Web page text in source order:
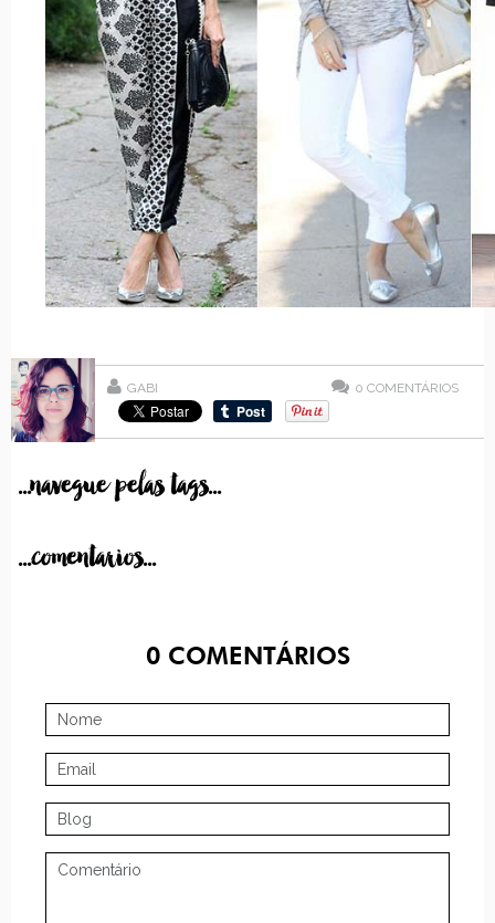
GABI 0 COMENTÁRIOS
...navegue pelas tags...
...comentarios...
0COMENTÁRIOS